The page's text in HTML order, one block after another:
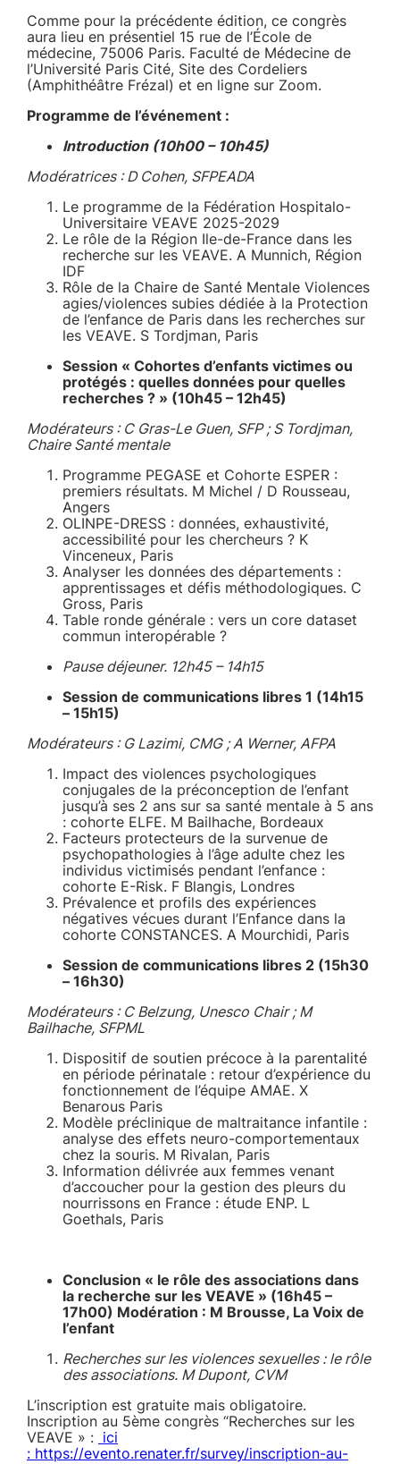
Comme pour la précédente édition, ce congrès
aura lieu en présentiel 15 rue de l’École de
médecine, 75006 Paris. Faculté de Médecine de
l’Université Paris Cité, Site des Cordeliers
(Amphithéâtre Frézal) et en ligne sur Zoom.
Programme de l’événement :
Introduction (10h00 – 10h45)
Modératrices : D Cohen, SFPEADA
Le programme de la Fédération Hospitalo-
Universitaire VEAVE 2025-2029
Le rôle de la Région Ile-de-France dans les
recherche sur les VEAVE. A Munnich, Région
IDF
Rôle de la Chaire de Santé Mentale Violences
agies/violences subies dédiée à la Protection
de l’enfance de Paris dans les recherches sur
les VEAVE. S Tordjman, Paris
Session « Cohortes d’enfants victimes ou
protégés : quelles données pour quelles
recherches ? » (10h45 – 12h45)
Modérateurs : C Gras-Le Guen, SFP ; S Tordjman,
Chaire Santé mentale
Programme PEGASE et Cohorte ESPER :
premiers résultats. M Michel / D Rousseau,
Angers
OLINPE-DRESS : données, exhaustivité,
accessibilité pour les chercheurs ? K
Vinceneux, Paris
Analyser les données des départements :
apprentissages et défis méthodologiques. C
Gross, Paris
Table ronde générale : vers un core dataset
commun interopérable ?
Pause déjeuner. 12h45 – 14h15
Session de communications libres 1 (14h15
– 15h15)
Modérateurs : G Lazimi, CMG ; A Werner, AFPA
Impact des violences psychologiques
conjugales de la préconception de l’enfant
jusqu’à ses 2 ans sur sa santé mentale à 5 ans
: cohorte ELFE. M Bailhache, Bordeaux
Facteurs protecteurs de la survenue de
psychopathologies à l’âge adulte chez les
individus victimisés pendant l’enfance :
cohorte E-Risk. F Blangis, Londres
Prévalence et profils des expériences
négatives vécues durant l’Enfance dans la
cohorte CONSTANCES. A Mourchidi, Paris
Session de communications libres 2 (15h30
– 16h30)
Modérateurs : C Belzung, Unesco Chair ; M
Bailhache, SFPML
Dispositif de soutien précoce à la parentalité
en période périnatale : retour d’expérience du
fonctionnement de l’équipe AMAE. X
Benarous Paris
Modèle préclinique de maltraitance infantile :
analyse des effets neuro-comportementaux
chez la souris. M Rivalan, Paris
Information délivrée aux femmes venant
d’accoucher pour la gestion des pleurs du
nourrissons en France : étude ENP. L
Goethals, Paris
Conclusion « le rôle des associations dans
la recherche sur les VEAVE » (16h45 –
17h00) Modération : M Brousse, La Voix de
l’enfant
Recherches sur les violences sexuelles : le rôle
des associations. M Dupont, CVM
L’inscription est gratuite mais obligatoire.
Inscription au 5ème congrès “Recherches sur les
VEAVE » : ici
: https://evento.renater.fr/survey/inscription-au-